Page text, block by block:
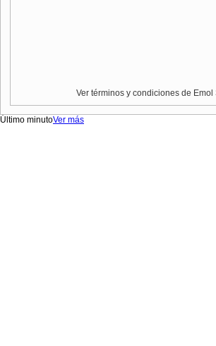
Ver términos y condiciones de Emol
Último minutoVer más